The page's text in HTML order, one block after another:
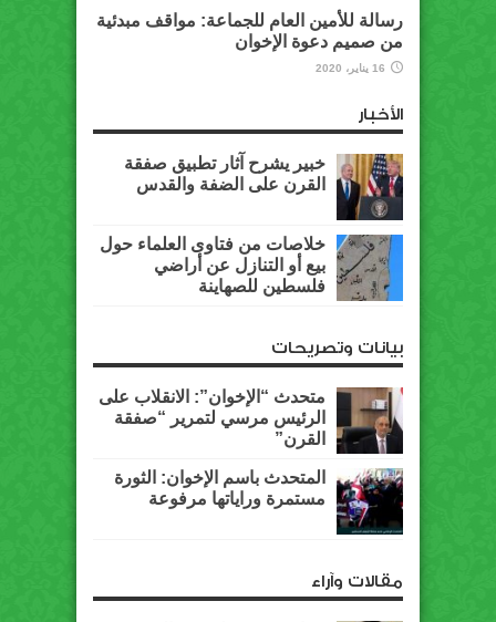
رسالة للأمين العام للجماعة: مواقف مبدئية
من صميم دعوة الإخوان
16 يناير، 2020
الأخبار
خبير يشرح آثار تطبيق صفقة
القرن على الضفة والقدس
خلاصات من فتاوى العلماء حول
بيع أو التنازل عن أراضي
فلسطين للصهاينة
بيانات وتصريحات
متحدث “الإخوان”: الانقلاب على
الرئيس مرسي لتمرير “صفقة
القرن”
المتحدث باسم الإخوان: الثورة
مستمرة وراياتها مرفوعة
مقالات وآراء